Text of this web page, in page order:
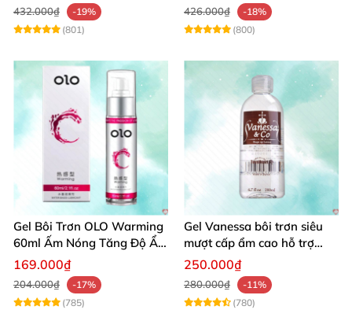
432.000₫
-19%
(801)
426.000₫
-18%
(800)
Gel Bôi Trơn OLO Warming
60ml Ấm Nóng Tăng Độ Ẩm
An Toàn
169.000₫
204.000₫
-17%
(785)
Gel Vanessa bôi trơn siêu
mượt cấp ẩm cao hỗ trợ
quan hệ ngọt ngào
250.000₫
280.000₫
-11%
(780)